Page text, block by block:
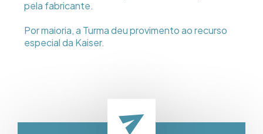
pela fabricante.
Por maioria, a Turma deu provimento ao recurso
especial da Kaiser.